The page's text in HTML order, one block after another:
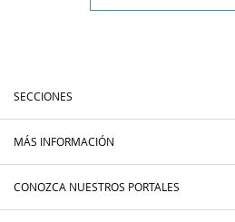
SECCIONES
MÁS INFORMACIÓN
CONOZCA NUESTROS PORTALES